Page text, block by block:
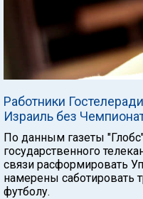
Работники
Израиль без
По данным газеты
государственного
связи расформировать
намерены саботировать
футболу.